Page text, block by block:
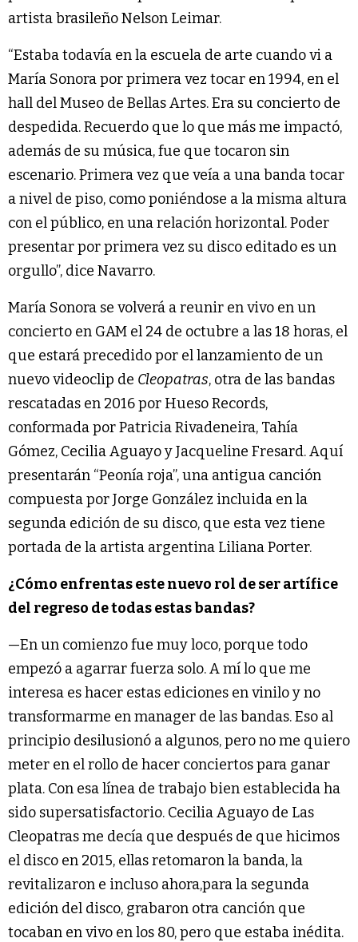
artista brasileño Nelson Leimar.
“Estaba todavía en la escuela de arte cuando vi a
María Sonora por primera vez tocar en 1994, en el
hall del Museo de Bellas Artes. Era su concierto de
despedida. Recuerdo que lo que más me impactó,
además de su música, fue que tocaron sin
escenario. Primera vez que veía a una banda tocar
a nivel de piso, como poniéndose a la misma altura
con el público, en una relación horizontal. Poder
presentar por primera vez su disco editado es un
orgullo”, dice Navarro.
María Sonora se volverá a reunir en vivo en un
concierto en GAM el 24 de octubre a las 18 horas, el
que estará precedido por el lanzamiento de un
nuevo videoclip de Cleopatras, otra de las bandas
rescatadas en 2016 por Hueso Records,
conformada por Patricia Rivadeneira, Tahía
Gómez, Cecilia Aguayo y Jacqueline Fresard. Aquí
presentarán “Peonía roja”, una antigua canción
compuesta por Jorge González incluida en la
segunda edición de su disco, que esta vez tiene
portada de la artista argentina Liliana Porter.
¿Cómo enfrentas este nuevo rol de ser artífice
del regreso de todas estas bandas?
—En un comienzo fue muy loco, porque todo
empezó a agarrar fuerza solo. A mí lo que me
interesa es hacer estas ediciones en vinilo y no
transformarme en manager de las bandas. Eso al
principio desilusionó a algunos, pero no me quiero
meter en el rollo de hacer conciertos para ganar
plata. Con esa línea de trabajo bien establecida ha
sido supersatisfactorio. Cecilia Aguayo de Las
Cleopatras me decía que después de que hicimos
el disco en 2015, ellas retomaron la banda, la
revitalizaron e incluso ahora,para la segunda
edición del disco, grabaron otra canción que
tocaban en vivo en los 80, pero que estaba inédita.